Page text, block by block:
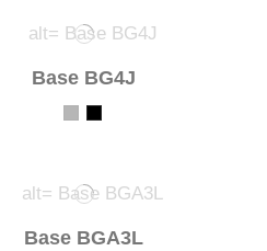
Base BG4J
Base BGA3L